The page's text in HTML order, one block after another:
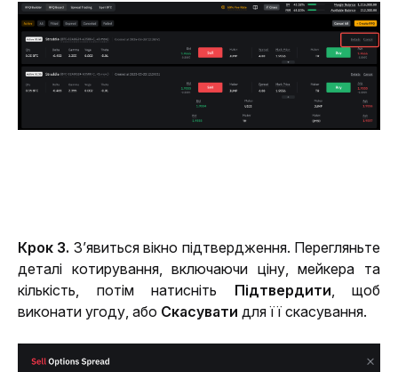
Крок 3. З’явиться вікно підтвердження. Перегляньте
деталі котирування, включаючи ціну, мейкера та
кількість, потім натисніть Підтвердити , щоб
виконати угоду, або Скасувати для її скасування.